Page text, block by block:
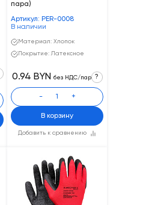
пара)
Артикул: PER-0008
В наличии
Материал: Хлопок
Покрытие: Латексное
Добавить к сравнению
0.94 BYN без НДС/пар ?
- +
В корзину